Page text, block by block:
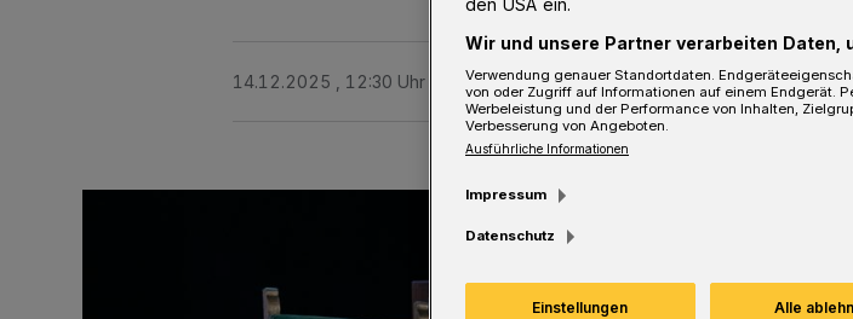
14.12.2025 , 12:30 Uhr 2 Minuten Lesezeit
den USA ein.
Wir und unsere Partner verarbeiten Daten,
Verwendung genauer Standortdaten.
von oder Zugriff auf Informationen auf einem Endgerät.
Werbeleistung und der Performance von Inhalten,
Verbesserung von Angeboten.
Ausführliche Informationen
Impressum
Datenschutz
Einstellungen Alle